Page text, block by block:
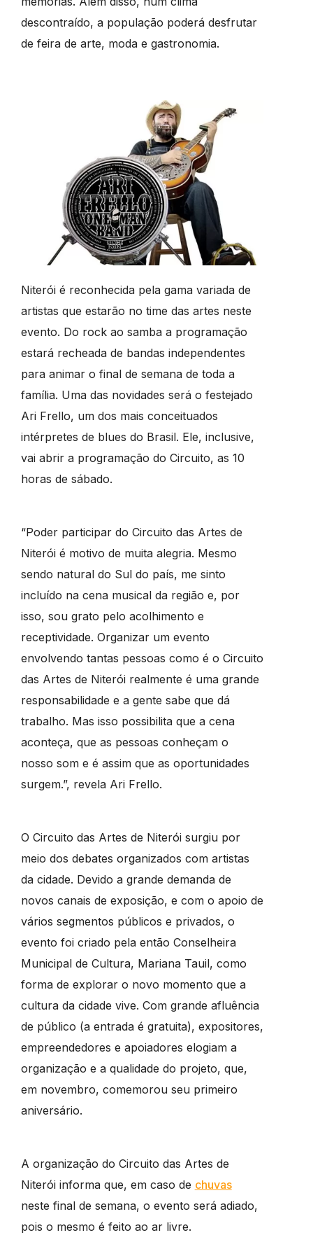
descontraído, a população poderá desfrutar
de feira de arte, moda e gastronomia.
Niterói é reconhecida pela gama variada de
artistas que estarão no time das artes neste
evento. Do rock ao samba a programação
estará recheada de bandas independentes
para animar o final de semana de toda a
família. Uma das novidades será o festejado
Ari Frello, um dos mais conceituados
intérpretes de blues do Brasil. Ele, inclusive,
vai abrir a programação do Circuito, as 10
horas de sábado.
“Poder participar do Circuito das Artes de
Niterói é motivo de muita alegria. Mesmo
sendo natural do Sul do país, me sinto
incluído na cena musical da região e, por
isso, sou grato pelo acolhimento e
receptividade. Organizar um evento
envolvendo tantas pessoas como é o Circuito
das Artes de Niterói realmente é uma grande
responsabilidade e a gente sabe que dá
trabalho. Mas isso possibilita que a cena
aconteça, que as pessoas conheçam o
nosso som e é assim que as oportunidades
surgem.”, revela Ari Frello.
O Circuito das Artes de Niterói surgiu por
meio dos debates organizados com artistas
da cidade. Devido a grande demanda de
novos canais de exposição, e com o apoio de
vários segmentos públicos e privados, o
evento foi criado pela então Conselheira
Municipal de Cultura, Mariana Tauil, como
forma de explorar o novo momento que a
cultura da cidade vive. Com grande afluência
de público (a entrada é gratuita), expositores,
empreendedores e apoiadores elogiam a
organização e a qualidade do projeto, que,
em novembro, comemorou seu primeiro
aniversário.
A organização do Circuito das Artes de
Niterói informa que, em caso de chuvas
neste final de semana, o evento será adiado,
pois o mesmo é feito ao ar livre.